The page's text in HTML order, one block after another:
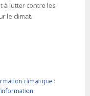
à lutter contre les
le climat.
climatique :